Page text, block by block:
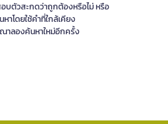
บตัวสะกดว่าถูกต้องหรือไม่ หรือ
หาโดยใช้คำที่ใกล้เคียง
าลองค้นหาใหม่อีกครั้ง